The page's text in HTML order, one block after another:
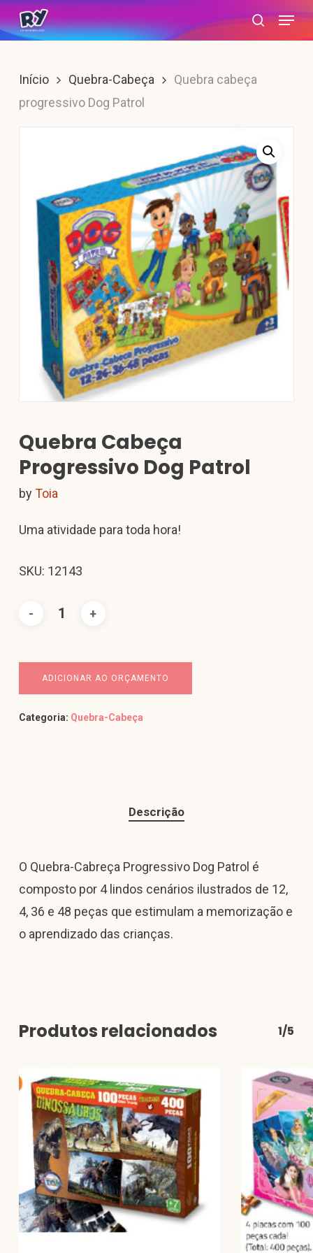
Skip
to
content
search
Menu
Início Quebra-Cabeça
Quebra cabeça
progressivo Dog Patrol
Quebra Cabeça
Progressivo Dog Patrol
byToia
Uma atividade para toda hora!
SKU: 12143
ADICIONAR AO ORÇAMENTO
Categoria: Quebra-Cabeça
Descrição
O Quebra-Cabreça Progressivo Dog Patrol é
composto por 4 lindos cenários ilustrados de 12,
4, 36 e 48 peças que estimulam a memorização e
o aprendizado das crianças.
Produtos relacionados 1/5